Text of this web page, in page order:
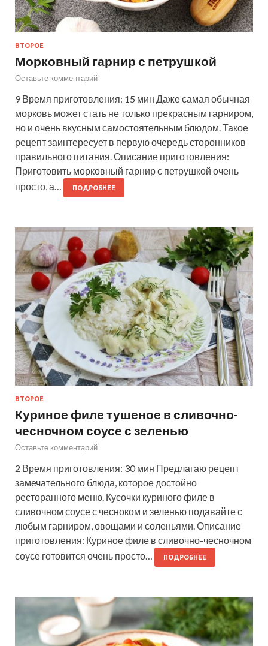
ВТОРОЕ
Морковный гарнир с петрушкой
Оставьте комментарий
9 Время приготовления: 15 мин Даже самая обычная
морковь может стать не только прекрасным гарниром,
но и очень вкусным самостоятельным блюдом. Такое
рецепт заинтересует в первую очередь сторонников
правильного питания. Описание приготовления:
Приготовить морковный гарнир с петрушкой очень
просто, а…
ПОДРОБНЕЕ
ВТОРОЕ
Куриное филе тушеное в сливочно-
чесночном соусе с зеленью
Оставьте комментарий
2 Время приготовления: 30 мин Предлагаю рецепт
замечательного блюда, которое достойно
ресторанного меню. Кусочки куриного филе в
сливочном соусе с чесноком и зеленью подавайте с
любым гарниром, овощами и соленьями. Описание
приготовления: Куриное филе в сливочно-чесночном
соусе готовится очень просто…
ПОДРОБНЕЕ